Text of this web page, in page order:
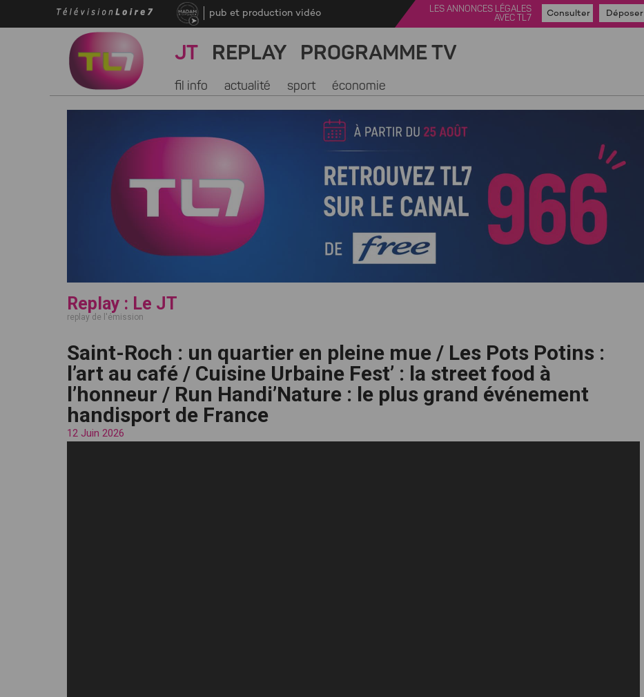
pub et production vidéo
LES ANNONCES LÉGALES
AVEC TL7
Consulter Déposer
JT REPLAY PROGRAMME TV
fil info actualité sport économie
Replay : Le JT
replay de l'émission
Saint-Roch : un quartier en pleine mue / Les Pots Potins :
l’art au café / Cuisine Urbaine Fest’ : la street food à
l’honneur / Run Handi’Nature : le plus grand événement
handisport de France
12 Juin 2026